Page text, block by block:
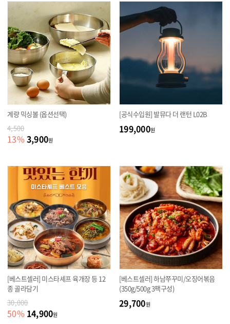
계량 믹싱볼 (옵션선택)
4,500
13% 3,900원
[공식수입원] 발뮤다 더 랜턴 L02B
199,000원
[베스트셀러] 미스타셰프 육개장 등 12
종 골라담기
30,000
50% 14,900원
[베스트셀러] 하남쭈꾸미/오징어볶음
(350g/500g 3팩구성)
29,700원